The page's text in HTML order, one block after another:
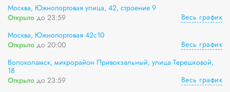
Москва, Южнопортовая улица, 42, строение 9
Открыто до 23:59
Весь график
Москва, Южнопортовая 42с10
Открыто до 20:00
Весь график
Волоколамск, микрорайон Привокзальный, улица Терешковой,
18
Открыто до 23:59
Весь график